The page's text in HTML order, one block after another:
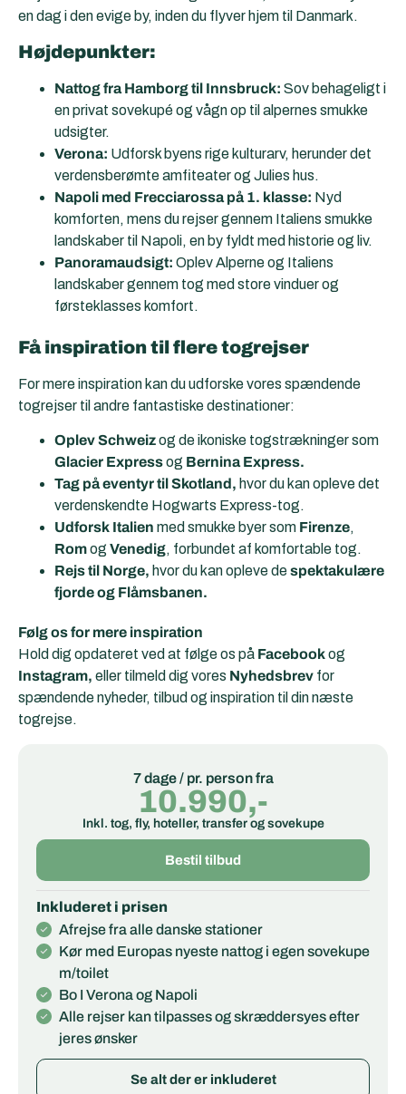
en dag i den evige by, inden du flyver hjem til Danmark.
Højdepunkter:
Nattog fra Hamborg til Innsbruck: Sov behageligt i
en privat sovekupé og vågn op til alpernes smukke
udsigter.
Verona: Udforsk byens rige kulturarv, herunder det
verdensberømte amfiteater og Julies hus.
Napoli med Frecciarossa på 1. klasse: Nyd
komforten, mens du rejser gennem Italiens smukke
landskaber til Napoli, en by fyldt med historie og liv.
Panoramaudsigt: Oplev Alperne og Italiens
landskaber gennem tog med store vinduer og
førsteklasses komfort.
Få inspiration til flere togrejser
For mere inspiration kan du udforske vores spændende
togrejser til andre fantastiske destinationer:
Oplev Schweizog de ikoniske togstrækninger som
Glacier Expressog Bernina Express.
Tag på eventyr til Skotland, hvor du kan opleve det
verdenskendte Hogwarts Express-tog.
Udforsk Italien med smukke byer som Firenze,
Romog Venedig, forbundet af komfortable tog.
Rejs til Norge, hvor du kan opleve despektakulære
fjorde og Flåmsbanen.
Følg os for mere inspiration
Hold dig opdateret ved at følge os på Facebookog
Instagram, eller tilmeld dig vores Nyhedsbrev for
spændende nyheder, tilbud og inspiration til din næste
togrejse.
7 dage / pr. person fra
10.990,-
Inkl. tog, fly, hoteller, transfer og sovekupe
Bestil tilbud
Inkluderet i prisen
Afrejse fra alle danske stationer
Kør med Europas nyeste nattog i egen sovekupe
m/toilet
Bo I Verona og Napoli
Alle rejser kan tilpasses og skræddersyes efter
jeres ønsker
Se alt der er inkluderet